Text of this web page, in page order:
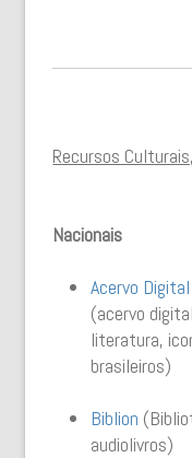
Recursos
Nacionais
Acervo
(acervo
literatura,
brasileiros)
Biblion
audiolivros)